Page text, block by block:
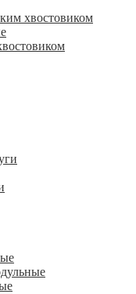
хвостовиком